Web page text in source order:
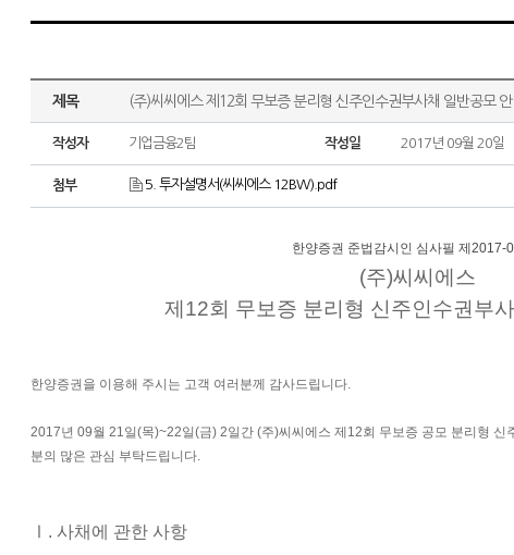
제목 (주)씨씨에스 제12회 무보증 분리형 신주인수권부사채 일반공모
작성자 기업금융2팀 작성일 2017년 09월 20일
첨부 5. 투자설명서(씨씨에스 12BW).pdf
한양증권 준법감시인 심사필 제2017-
(주)씨씨에스
제12회 무보증 분리형 신주인수권부
한양증권을 이용해 주시는 고객 여러분께 감사드립니다.
2017년 09월 21일(목)~22일(금) 2일간 (주)씨씨에스 제12회 무보증 공모 분리형 신
분의 많은 관심 부탁드립니다.
Ⅰ. 사채에 관한 사항